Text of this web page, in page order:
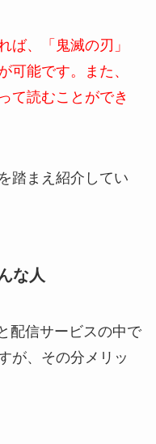
ば、「鬼滅の刃」
可能です。また、
て読むことができ
踏まえ紹介してい
な人
配信サービスの中で
が、その分メリッ